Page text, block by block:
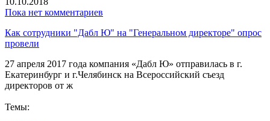
Пока нет комментариев
Как сотрудники "Дабл Ю" на "Генеральном директоре" опрос
провели
27 апреля 2017 года компания «Дабл Ю» отправилась в г.
Екатеринбург и г.Челябинск на Всероссийский съезд
директоров от ж
Темы: